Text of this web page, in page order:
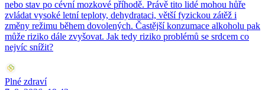
nebo stav po cévní mozkové příhodě. Právě tito lidé mohou hůře
zvládat vysoké letní teploty, dehydrataci, větší fyzickou zátěž i
změny režimu během dovolených. Častější konzumace alkoholu pak
může riziko dále zvyšovat. Jak tedy riziko problémů se srdcem co
nejvíc snížit?
Plné zdraví